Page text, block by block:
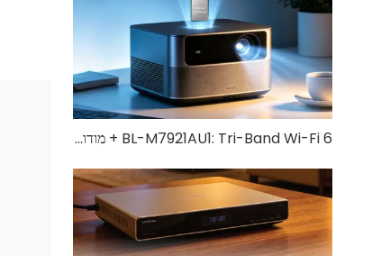
BL-M7921AU1: Tri-Band Wi-Fi 6 + מודול Bluetooth 5.4 USB 3.0 | פתרון אלחוטי במהירות גבוהה עבור IoT ומכשירים תעשייתיים